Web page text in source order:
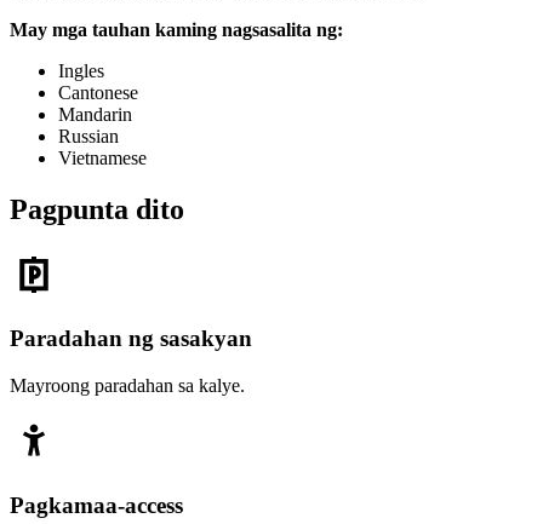
May mga tauhan kaming nagsasalita ng:
Ingles
Cantonese
Mandarin
Russian
Vietnamese
Pagpunta dito
Paradahan ng sasakyan
Mayroong paradahan sa kalye.
Pagkamaa-access